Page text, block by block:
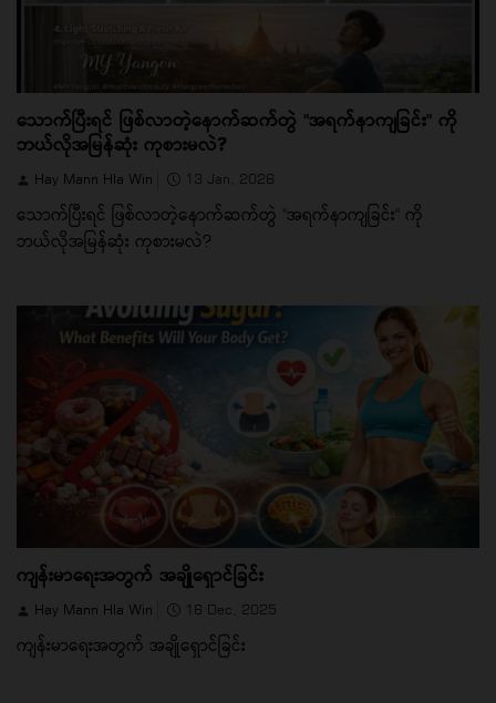
သောက်ပြီးရင် ဖြစ်လာတဲ့နောက်ဆက်တွဲ "အရက်နာကျခြင်း" ကို
ဘယ်လိုအမြန်ဆုံး ကုစားမလဲ?
Hay Mann Hla Win 13 Jan, 2026
သောက်ပြီးရင် ဖြစ်လာတဲ့နောက်ဆက်တွဲ "အရက်နာကျခြင်း" ကို
ဘယ်လိုအမြန်ဆုံး ကုစားမလဲ?
ကျန်းမာရေးအတွက် အချိုရှောင်ခြင်း
Hay Mann Hla Win 16 Dec, 2025
ကျန်းမာရေးအတွက် အချိုရှောင်ခြင်း